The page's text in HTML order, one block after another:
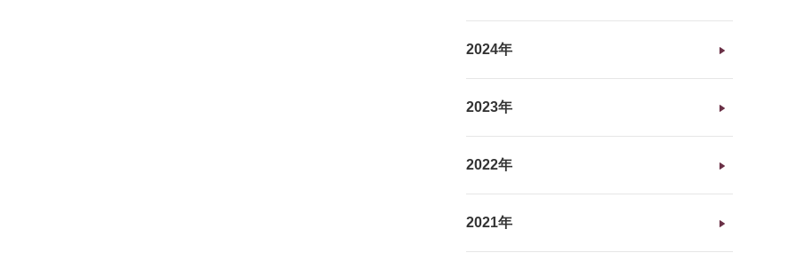
2024年
2023年
2022年
2021年